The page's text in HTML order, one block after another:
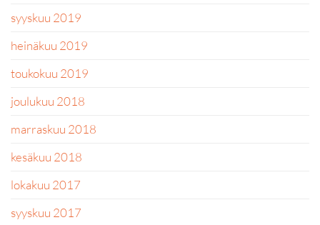
syyskuu 2019
heinäkuu 2019
toukokuu 2019
joulukuu 2018
marraskuu 2018
kesäkuu 2018
lokakuu 2017
syyskuu 2017